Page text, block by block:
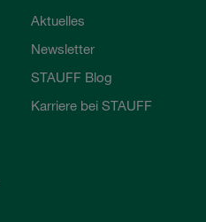
Aktuelles
Newsletter
STAUFF Blog
Karriere bei STAUFF